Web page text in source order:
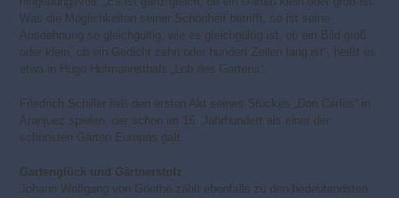
Was die Möglichkeiten seiner Schönheit betrifft, so ist seine
Ausdehnung so gleichgültig, wie es gleichgültig ist, ob ein Bild groß
oder klein, ob ein Gedicht zehn oder hundert Zeilen lang ist“, heißt es
etwa in Hugo Hofmannsthals „Lob des Gartens“.
Friedrich Schiller ließ den ersten Akt seines Stückes „Don Carlos“ in
Aranjuez spielen, der schon im 16. Jahrhundert als einer der
schönsten Gärten Europas galt.
Gartenglück und Gärtnerstolz
Johann Wolfgang von Goethe zählt ebenfalls zu den bedeutendsten